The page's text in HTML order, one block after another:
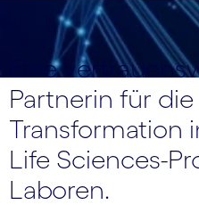
Eine
Partnerin für
Transformation
Life Sciences-
Laboren.